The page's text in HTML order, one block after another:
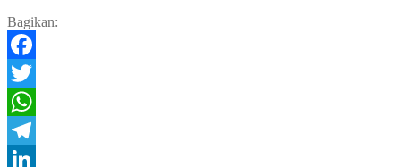
Bagikan:
Facebook
Twitter
WhatsApp
Telegram